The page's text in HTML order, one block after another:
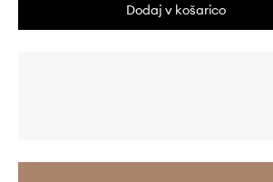
Dodaj v košarico